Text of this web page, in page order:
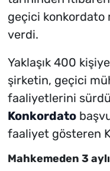
geçici konkordato
verdi.
Yaklaşık 400
şirketin, geçici
faaliyetlerini
Konkordato
faaliyet gösteren
Mahkemeden 3